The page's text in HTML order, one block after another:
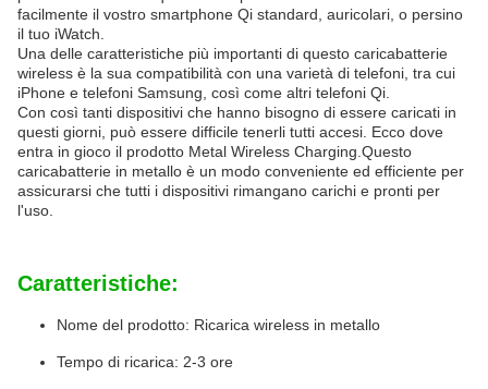
facilmente il vostro smartphone Qi standard, auricolari, o persino
il tuo iWatch.
Una delle caratteristiche più importanti di questo caricabatterie
wireless è la sua compatibilità con una varietà di telefoni, tra cui
iPhone e telefoni Samsung, così come altri telefoni Qi.
Con così tanti dispositivi che hanno bisogno di essere caricati in
questi giorni, può essere difficile tenerli tutti accesi. Ecco dove
entra in gioco il prodotto Metal Wireless Charging.Questo
caricabatterie in metallo è un modo conveniente ed efficiente per
assicurarsi che tutti i dispositivi rimangano carichi e pronti per
l'uso.
Caratteristiche:
Nome del prodotto: Ricarica wireless in metallo
Tempo di ricarica: 2-3 ore